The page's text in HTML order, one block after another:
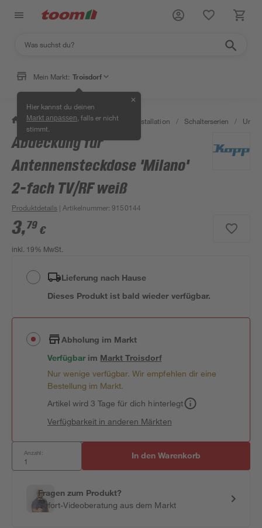
Mein Markt: Troisdorf
Hier kannst du deinen
Markt anpassen , falls er nicht
stimmt.
✕
/ Bauen & Renovieren / Elektroinstallation / Schalterserien /
Abdeckung für
Antennensteckdose 'Milano'
2-fach TV/RF weiß
Produktdetails | Artikelnummer:9150144
3,79 €
inkl. 19% MwSt.
Lieferung nach Hause
Dieses Produkt ist bald wieder verfügbar.
Abholung im Markt
Verfügbar im MarktTroisdorf
Nur wenige verfügbar. Wir empfehlen dir eine
Bestellung im Markt.
Artikel wird 3 Tage für dich hinterlegt
Verfügbarkeit in anderen Märkten
Anzahl: In den Warenkorb
Fragen zum Produkt?
Sofort-Videoberatung aus dem Markt